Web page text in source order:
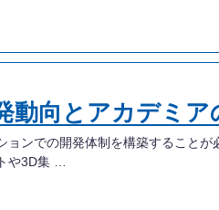
動向とアカデミア
ンでの開発体制を構築すること
や3D集 …